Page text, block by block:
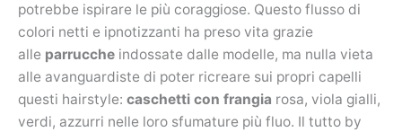
potrebbe ispirare le più coraggiose. Questo flusso di
colori netti e ipnotizzanti ha preso vita grazie
alle parrucche indossate dalle modelle, ma nulla vieta
alle avanguardiste di poter ricreare sui propri capelli
questi hairstyle: caschetti con frangia rosa, viola gialli,
verdi, azzurri nelle loro sfumature più fluo. Il tutto by